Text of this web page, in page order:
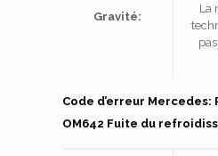
Gravité:
La
Code d’erreur Mercedes:
OM642 Fuite du